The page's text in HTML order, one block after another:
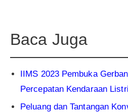
Baca Juga
IIMS 2023 Pembuka
Percepatan Kendaraan
Peluang dan Tantangan